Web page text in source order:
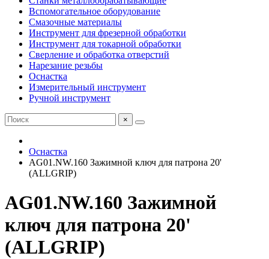
Вспомогательное оборудование
Смазочные материалы
Инструмент для фрезерной обработки
Инструмент для токарной обработки
Сверление и обработка отверстий
Нарезание резьбы
Оснастка
Измерительный инструмент
Ручной инструмент
×
Оснастка
AG01.NW.160 Зажимной ключ для патрона 20'
(ALLGRIP)
AG01.NW.160 Зажимной
ключ для патрона 20'
(ALLGRIP)